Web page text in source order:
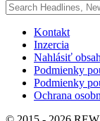
Kontakt
Inzercia
Nahlásiť obsah
Podmienky
Podmienky
Ochrana